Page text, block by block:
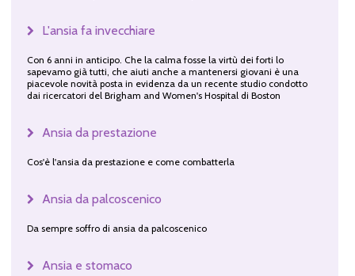
L'ansia fa invecchiare
Con 6 anni in anticipo. Che la calma fosse la virtù dei forti lo
sapevamo già tutti, che aiuti anche a mantenersi giovani è una
piacevole novità posta in evidenza da un recente studio condotto
dai ricercatori del Brigham and Women's Hospital di Boston
Ansia da prestazione
Cos'è l'ansia da prestazione e come combatterla
Ansia da palcoscenico
Da sempre soffro di ansia da palcoscenico
Ansia e stomaco